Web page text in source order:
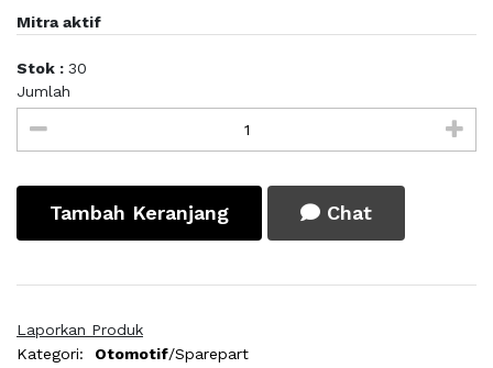
Mitra aktif
Stok : 30
Jumlah
Tambah Keranjang Chat
Laporkan Produk
Kategori:
Otomotif/Sparepart